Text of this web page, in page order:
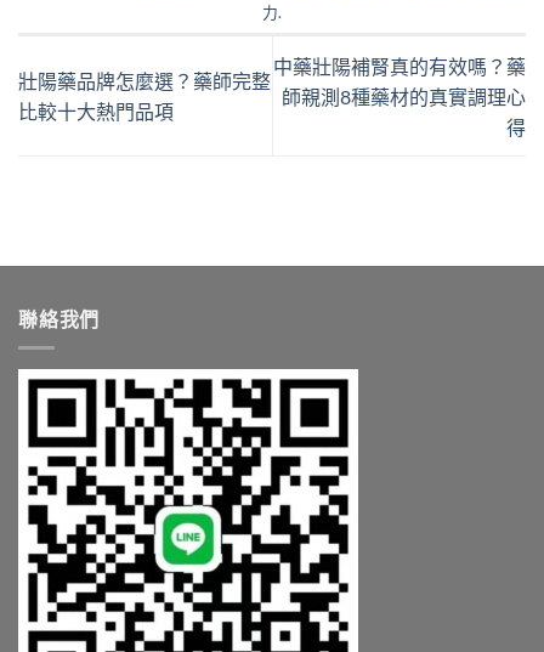
力.
壯陽藥品牌怎麼選？藥師完整
比較十大熱門品項
中藥壯陽補腎真的有效嗎？藥
師親測8種藥材的真實調理心
得
聯絡我們